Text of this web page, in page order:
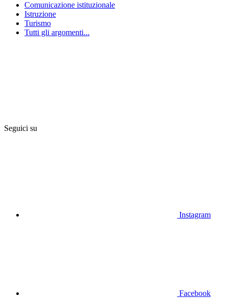
Comunicazione istituzionale
Istruzione
Turismo
Tutti gli argomenti...
Seguici su
Instagram
Facebook